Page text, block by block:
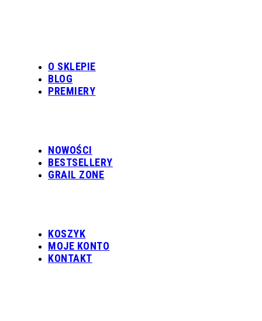
O SKLEPIE
BLOG
PREMIERY
NOWOŚCI
BESTSELLERY
GRAIL ZONE
KOSZYK
MOJE KONTO
KONTAKT